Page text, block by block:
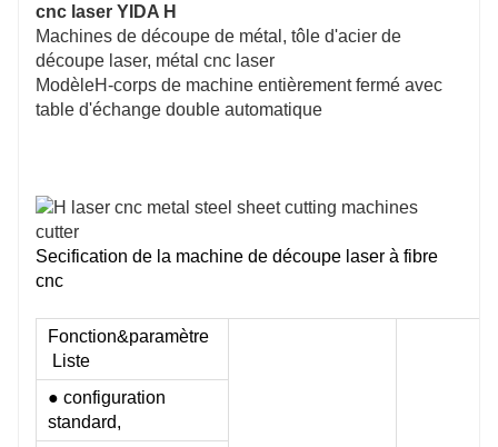
cnc laser YIDA H
Machines de découpe de métal, tôle d'acier de
découpe laser, métal cnc laser
ModèleH-corps de machine entièrement fermé avec
table d'échange double automatique
Secification de la machine de découpe laser à fibre
cnc
Fonction&paramètre
Liste
● configuration
standard,